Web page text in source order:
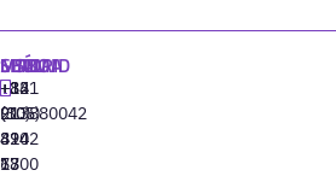
MADRID
+34
91
310
77
MIAMI
+1
(305)
424
13
SEÚL
+82
(10)
8942
6800
LISBOA
‪+351
213880042